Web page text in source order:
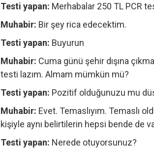
Testi yapan: Merhabalar 250 TL PCR
Muhabir: Bir şey rica edecektim.
Testi yapan: Buyurun
Muhabir: Cuma günü şehir dışına
testi lazım. Almam mümkün mü?
Testi yapan: Pozitif olduğunuzu mu
Muhabir: Evet. Temaslıyım. Temaslı
kişiyle aynı belirtilerin hepsi bende de
Testi yapan: Nerede otuyorsunuz?